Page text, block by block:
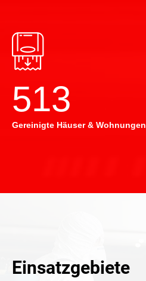
514
Gereinigte Häuser & Wohnungen
Einsatzgebiete